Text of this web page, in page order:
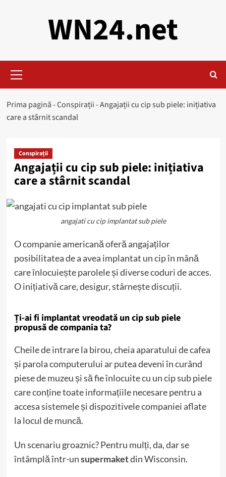
WN24.net
Menu
Prima pagină-Conspirații-Angajații cu cip sub piele: inițiativa
care a stârnit scandal
Conspirații
Angajații cu cip sub piele: inițiativa
care a stârnit scandal
angajati cu cip implantat sub piele
O companie americană oferă angajaților
posibilitatea de a avea implantat un cip în mână
care înlocuiește parolele și diverse coduri de acces.
O inițiativă care, desigur, stârnește discuții.
Ți-ai fi implantat vreodată un cip sub piele
propusă de compania ta?
Cheile de intrare la birou, cheia aparatului de cafea
și parola computerului ar putea deveni în curând
piese de muzeu și să fie înlocuite cu un cip sub piele
care conține toate informațiile necesare pentru a
accesa sistemele și dispozitivele companiei aflate
la locul de muncă.
Un scenariu groaznic? Pentru mulți, da, dar se
întâmplă într-unsupermaketdin Wisconsin.